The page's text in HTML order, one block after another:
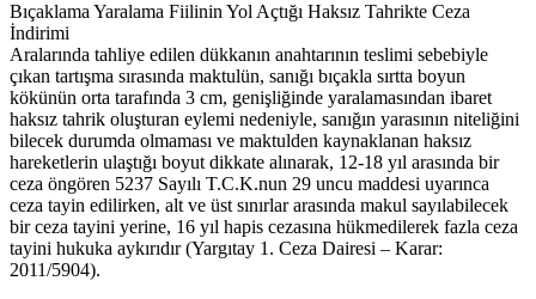
Bıçaklama Yaralama Fiilinin Yol Açtığı Haksız Tahrikte Ceza
İndirimi
Aralarında tahliye edilen dükkanın anahtarının teslimi sebebiyle
çıkan tartışma sırasında maktulün, sanığı bıçakla sırtta boyun
kökünün orta tarafında 3 cm, genişliğinde yaralamasından ibaret
haksız tahrik oluşturan eylemi nedeniyle, sanığın yarasının niteliğini
bilecek durumda olmaması ve maktulden kaynaklanan haksız
hareketlerin ulaştığı boyut dikkate alınarak, 12-18 yıl arasında bir
ceza öngören 5237 Sayılı T.C.K.nun 29 uncu maddesi uyarınca
ceza tayin edilirken, alt ve üst sınırlar arasında makul sayılabilecek
bir ceza tayini yerine, 16 yıl hapis cezasına hükmedilerek fazla ceza
tayini hukuka aykırıdır (Yargıtay 1. Ceza Dairesi – Karar:
2011/5904).